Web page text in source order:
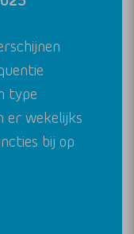
type
er wekelijks
bij op